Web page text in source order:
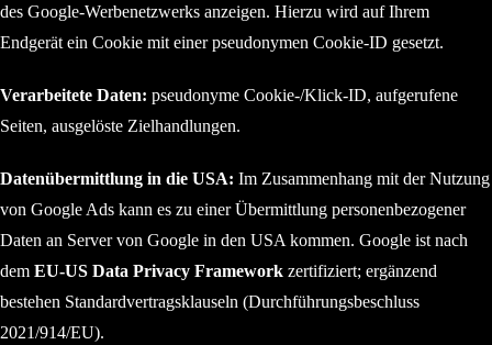
des Google-Werbenetzwerks anzeigen. Hierzu wird auf Ihrem
Endgerät ein Cookie mit einer pseudonymen Cookie-ID gesetzt.
Verarbeitete Daten: pseudonyme Cookie-/Klick-ID, aufgerufene
Seiten, ausgelöste Zielhandlungen.
Datenübermittlung in die USA: Im Zusammenhang mit der Nutzung
von Google Ads kann es zu einer Übermittlung personenbezogener
Daten an Server von Google in den USA kommen. Google ist nach
dem EU-US Data Privacy Framework zertifiziert; ergänzend
bestehen Standardvertragsklauseln (Durchführungsbeschluss
2021/914/EU).